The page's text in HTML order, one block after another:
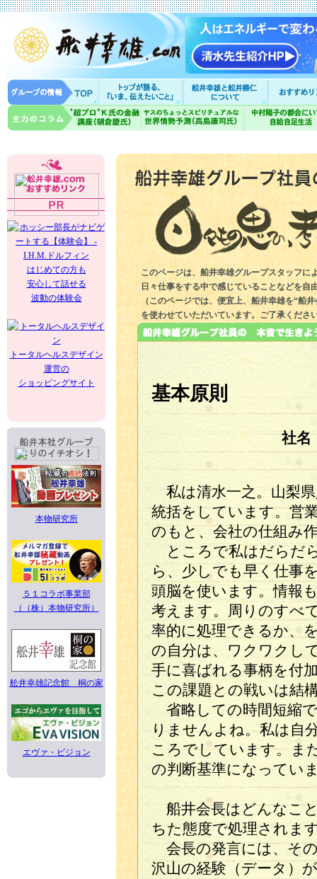
はじめての方も
安心して話せる
波動の体験会
トータルヘルスデザイン
運営の
ショッピングサイト
本物研究所
５１コラボ事業部
（（株）本物研究所）
舩井幸雄記念館 桐の家
エヴァ・ビジョン
このページは、船井幸雄グループスタッフに
日々仕事をする中で感じていることなどを自
（このページでは、便宜上、船井幸雄を“船
を使わせていただいています。ご了承くださ
基本原則
社名
私は清水一之。山梨
統括をしています。営
のもと、会社の仕組み
ところで私はだらだ
ら、少しでも早く仕事
頭脳を使います。情報
考えます。周りのすべ
率的に処理できるか、
の自分は、ワクワクし
手に喜ばれる事柄を付
この課題との戦いは結
省略しての時間短縮
りませんよね。私は自
ころでしています。ま
の判断基準になってい
船井会長はどんなこ
ちた態度で処理されま
会長の発言には、そ
沢山の経験（データ）